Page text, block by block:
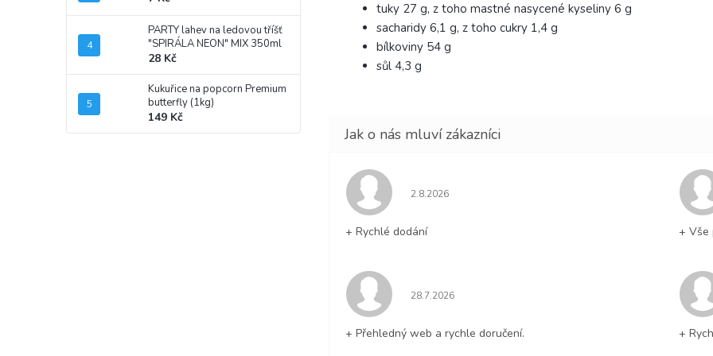
PARTY lahev na ledovou tříšť
"SPIRÁLA NEON" MIX 350ml
28 Kč
Kukuřice na popcorn Premium
butterfly (1kg)
149 Kč
tuky 27 g, z toho mastné nasycené kyseliny 6 g
sacharidy 6,1 g, z toho cukry 1,4 g
bílkoviny 54 g
sůl 4,3 g
Hodnocení obchodu je 5 z 5 hvězdiček.
2.8.2026
+ Rychlé dodání + Vše
Hodnocení obchodu je 5 z 5 hvězdiček.
28.7.2026
+ Přehledný web a rychle doručení. +